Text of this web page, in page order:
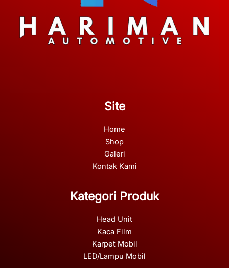
Site
Home
Shop
Galeri
Kontak Kami
Kategori Produk
Head Unit
Kaca Film
Karpet Mobil
LED/Lampu Mobil